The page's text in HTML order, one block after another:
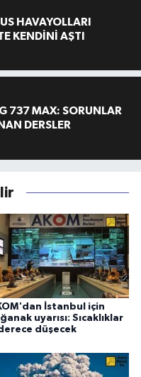
HAVAYOLLARI
KENDİNİ AŞTI
737 MAX: SORUNLAR
DERSLER
İstanbul için
uyarısı: Sıcaklıklar
düşecek